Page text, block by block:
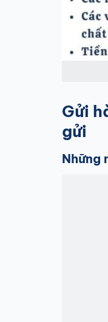
Gửi
gửi
Những